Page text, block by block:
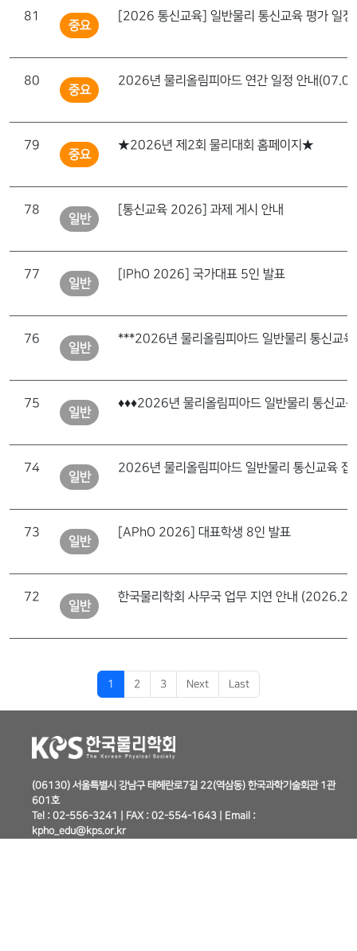
81
중요
80
중요
79
중요
★2026년 제2회 물리대회 홈페이지★
78
일반
[통신교육 2026] 과제 게시 안내
77
일반
[IPhO 2026] 국가대표 5인 발표
76
일반
75
일반
74
일반
73
일반
[APhO 2026] 대표학생 8인 발표
72
일반
1 2 3 Next Last
(06130) 서울특별시 강남구 테헤란로7길 22(역삼동) 한국과학기술회관 1관
601호
Tel : 02-556-3241 | FAX : 02-554-1643 | Email :
kpho_edu@kps.or.kr